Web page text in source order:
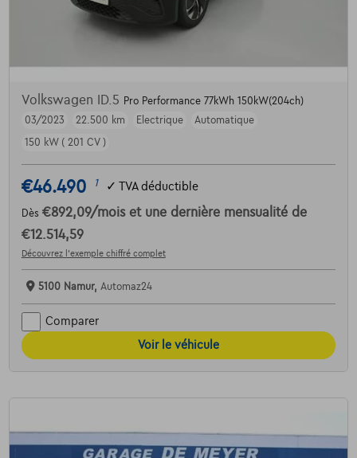
Volkswagen ID.5 Pro Performance 77kWh 150kW(204ch)
03/2023
22.500 km Electrique
Automatique
150 kW ( 201 CV )
€46.490 1 ✓ TVA déductible
Dès €892,09/mois et une dernière mensualité de
€12.514,59
Découvrez l’exemple chiffré complet
5100 Namur, Automaz24
Comparer
Voir le véhicule